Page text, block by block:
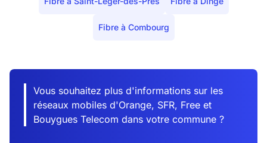
Fibre à Combourg
Vous souhaitez plus d'informations sur les
réseaux mobiles d'Orange, SFR, Free et
Bouygues Telecom dans votre commune ?